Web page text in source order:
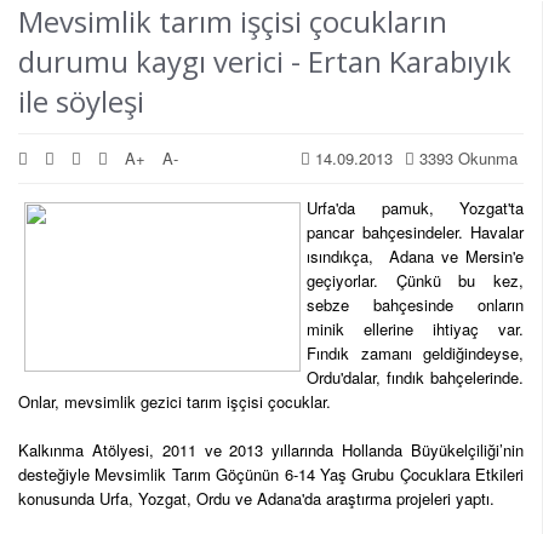
Mevsimlik tarım işçisi çocukların
durumu kaygı verici - Ertan Karabıyık
ile söyleşi
3393 Okunma
14.09.2013
A+ A-
Urfa'da pamuk, Yozgat'ta
pancar bahçesindeler. Havalar
ısındıkça, Adana ve Mersin'e
geçiyorlar. Çünkü bu kez,
sebze bahçesinde onların
minik ellerine ihtiyaç var.
Fındık zamanı geldiğindeyse,
Ordu'dalar, fındık bahçelerinde.
Onlar, mevsimlik gezici tarım işçisi çocuklar.
Kalkınma Atölyesi, 2011 ve 2013 yıllarında Hollanda Büyükelçiliği’nin
desteğiyle Mevsimlik Tarım Göçünün 6-14 Yaş Grubu Çocuklara Etkileri
konusunda Urfa, Yozgat, Ordu ve Adana'da araştırma projeleri yaptı.